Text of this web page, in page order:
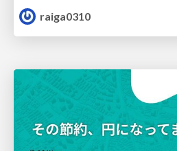
raiga0310